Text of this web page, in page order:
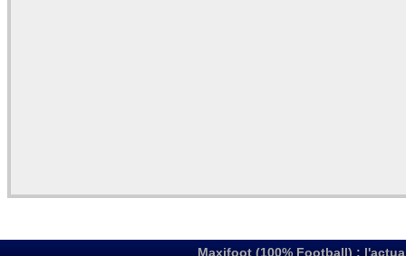
Maxifoot (100% Football) :